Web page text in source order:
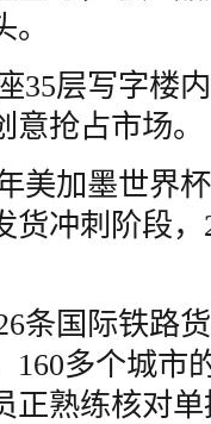
35层写字楼
抢占市场。
美加墨世界
货冲刺阶段
条国际铁路
160多个城市
正熟练核对